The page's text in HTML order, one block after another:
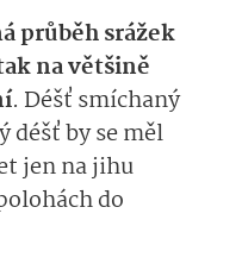
průběh srážek
na většině
. Déšť smíchaný
déšť by se měl
jen na jihu
do